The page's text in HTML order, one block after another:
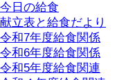
今日の給食
献立表と給食だより
令和7年度給食関係
令和6年度給食関係
令和5年度給食関連